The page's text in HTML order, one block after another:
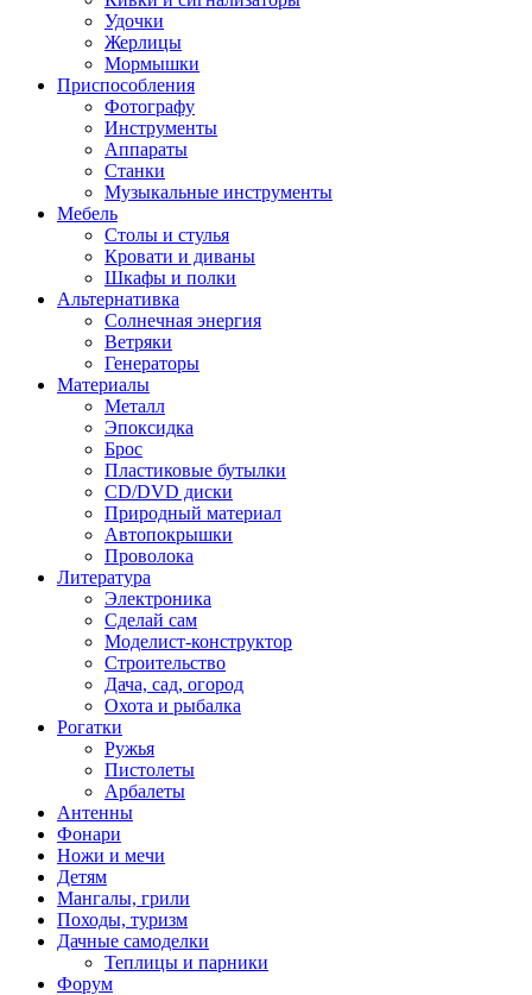
Удочки
Жерлицы
Мормышки
Приспособления
Фотографу
Инструменты
Аппараты
Станки
Музыкальные инструменты
Мебель
Столы и стулья
Кровати и диваны
Шкафы и полки
Альтернативка
Солнечная энергия
Ветряки
Генераторы
Материалы
Металл
Эпоксидка
Брос
Пластиковые бутылки
CD/DVD диски
Природный материал
Автопокрышки
Проволока
Литература
Электроника
Сделай сам
Моделист-конструктор
Строительство
Дача, сад, огород
Охота и рыбалка
Рогатки
Ружья
Пистолеты
Арбалеты
Антенны
Фонари
Ножи и мечи
Детям
Мангалы, грили
Походы, туризм
Дачные самоделки
Теплицы и парники
Форум